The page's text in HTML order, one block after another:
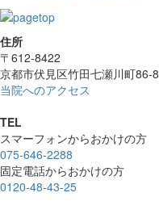
住所
〒612-8422
京都市伏見区竹田七瀬川町86-8
当院へのアクセス
TEL
スマーフォンからおかけの方
075-646-2288
固定電話からおかけの方
0120-48-43-25